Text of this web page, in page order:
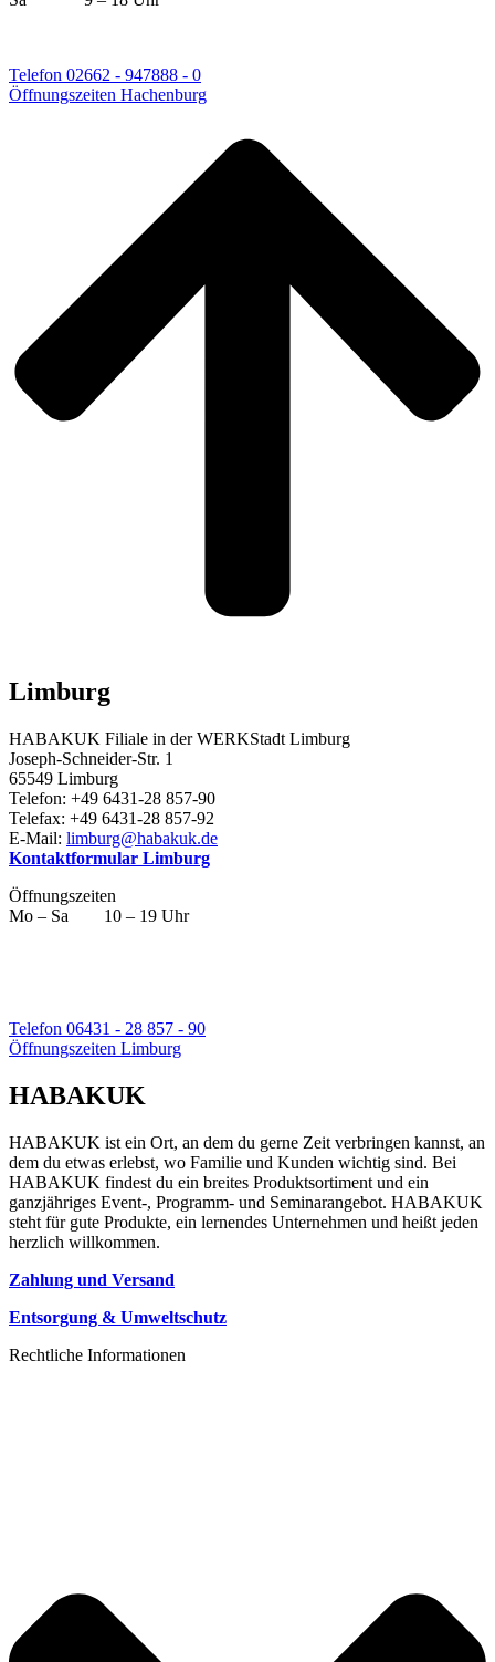
Telefon 02662 - 947888 - 0
Öffnungszeiten Hachenburg
Limburg
HABAKUK Filiale in der WERKStadt Limburg
Joseph-Schneider-Str. 1
65549 Limburg
Telefon: +49 6431-28 857-90
Telefax: +49 6431-28 857-92
E-Mail: limburg@habakuk.de
Kontaktformular Limburg
Öffnungszeiten
Mo – Sa 10 – 19 Uhr
Telefon 06431 - 28 857 - 90
Öffnungszeiten Limburg
HABAKUK
HABAKUK ist ein Ort, an dem du gerne Zeit verbringen kannst, an
dem du etwas erlebst, wo Familie und Kunden wichtig sind. Bei
HABAKUK findest du ein breites Produktsortiment und ein
ganzjähriges Event-, Programm- und Seminarangebot. HABAKUK
steht für gute Produkte, ein lernendes Unternehmen und heißt jeden
herzlich willkommen.
Zahlung und Versand
Entsorgung & Umweltschutz
Rechtliche Informationen